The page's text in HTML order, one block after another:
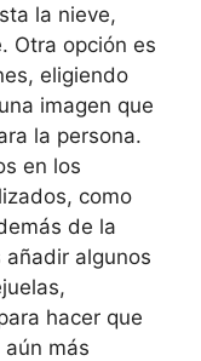
la nieve,
Otra opción es
eligiendo
imagen que
la persona.
en los
como
de la
algunos
hacer que
más